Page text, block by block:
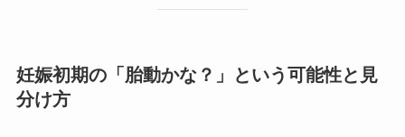
妊娠初期の「胎動かな？」という可能性と見
分け方